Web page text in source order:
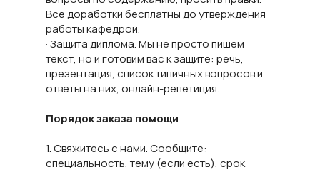
Все доработки бесплатны до утверждения
работы кафедрой.
· Защита диплома. Мы не просто пишем
текст, но и готовим вас к защите: речь,
презентация, список типичных вопросов и
ответы на них, онлайн-репетиция.
Порядок заказа помощи
1. Свяжитесь с нами. Сообщите:
специальность, тему (если есть), срок